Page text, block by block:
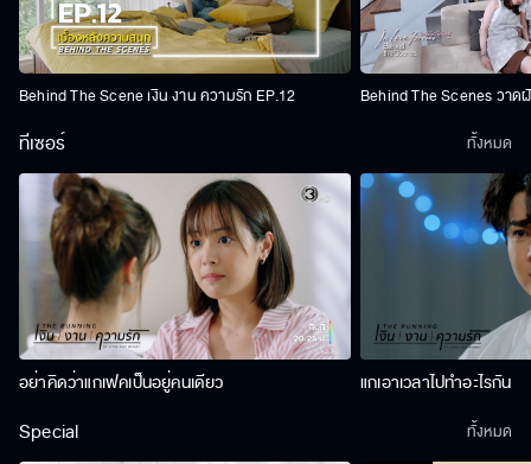
Behind The Scene เงิน งาน ความรัก EP.12 Behind The Scenes วาด
ทีเซอร์
อย่าคิดว่าแกเฟคเป็นอยู่คนเดียว แกเอาเวลาไปทำอะไรกัน
ทั้งหมด
Special ทั้งหมด